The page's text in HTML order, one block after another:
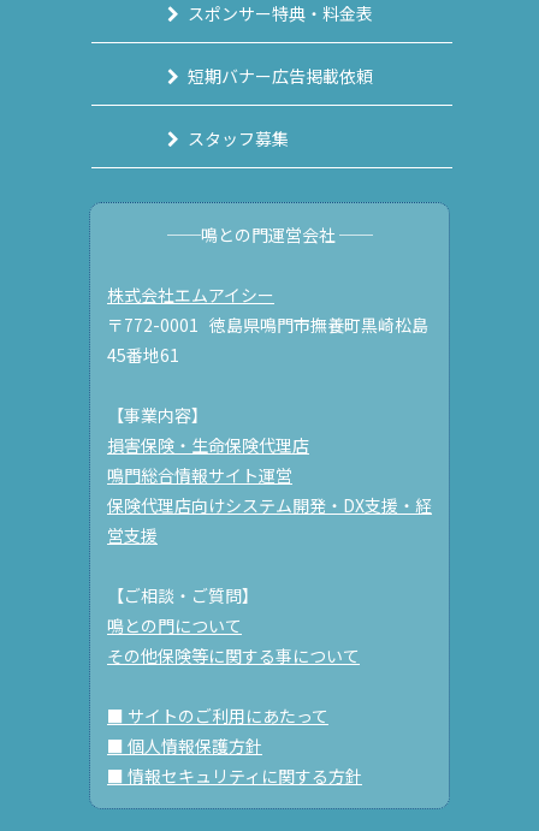
スポンサー特典・料金表
短期バナー広告掲載依頼
スタッフ募集
──鳴との門運営会社 ──
株式会社エムアイシー
〒772-0001 徳島県鳴門市撫養町黒崎松島
45番地61
【事業内容】
損害保険・生命保険代理店
鳴門総合情報サイト運営
保険代理店向けシステム開発・DX支援・経
営支援
【ご相談・ご質問】
鳴との門について
その他保険等に関する事について
■ サイトのご利用にあたって
■ 個人情報保護方針
■ 情報セキュリティに関する方針